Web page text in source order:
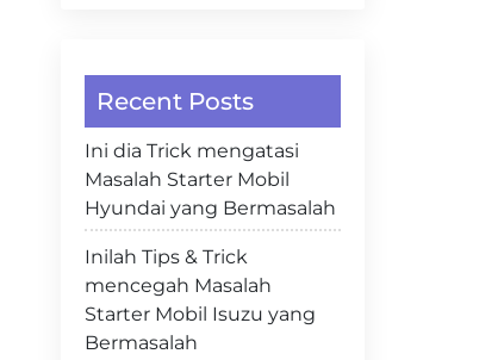
Recent Posts
Ini dia Trick mengatasi
Masalah Starter Mobil
Hyundai yang Bermasalah
Inilah Tips & Trick
mencegah Masalah
Starter Mobil Isuzu yang
Bermasalah